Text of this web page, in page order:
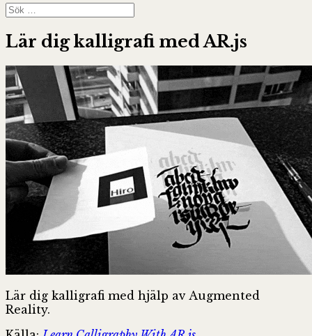
Sök
efter:
Lär dig kalligrafi med AR.js
Lär dig kalligrafi med hjälp av Augmented
Reality.